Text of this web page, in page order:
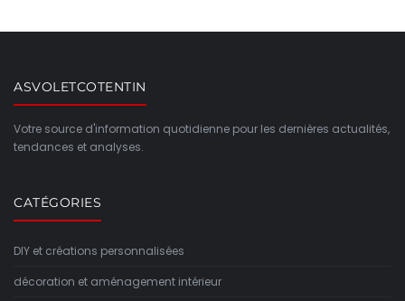
ASVOLETCOTENTIN
Votre source d'information quotidienne pour les dernières actualités,
tendances et analyses.
CATÉGORIES
DIY et créations personnalisées
décoration et aménagement intérieur